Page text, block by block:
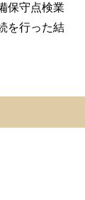
保守点検業
を行った結